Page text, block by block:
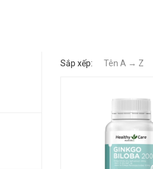
Sắp xếp: Tên A → Z